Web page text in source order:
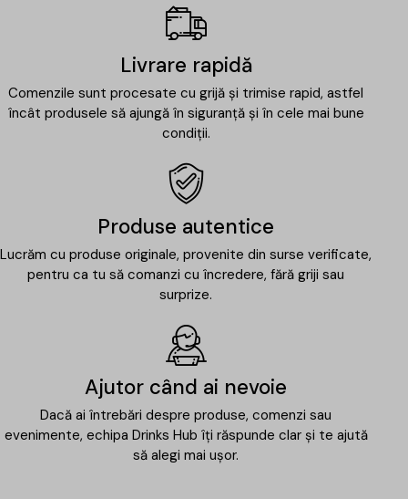
Livrare rapidă
Comenzile sunt procesate cu grijă și trimise rapid, astfel
încât produsele să ajungă în siguranță și în cele mai bune
condiții.
Produse autentice
Lucrăm cu produse originale, provenite din surse verificate,
pentru ca tu să comanzi cu încredere, fără griji sau
surprize.
Ajutor când ai nevoie
Dacă ai întrebări despre produse, comenzi sau
evenimente, echipa Drinks Hub îți răspunde clar și te ajută
să alegi mai ușor.